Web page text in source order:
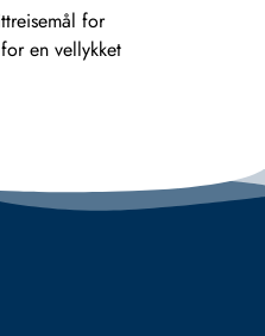
for
en vellykket